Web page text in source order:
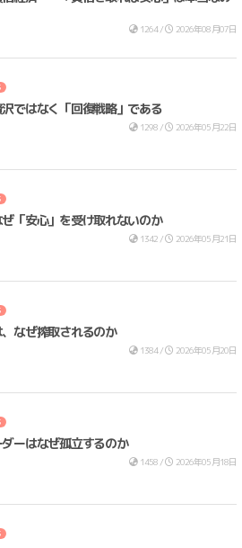
1264 / 2026年08月07日
ではなく「回復戦略」である
1298 / 2026年05月22日
「安心」を受け取れないのか
1342 / 2026年05月21日
なぜ搾取されるのか
1384 / 2026年05月20日
ーはなぜ孤立するのか
1458 / 2026年05月18日